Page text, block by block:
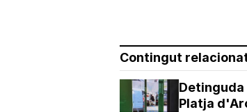
Contingut
Detinguda
Platja